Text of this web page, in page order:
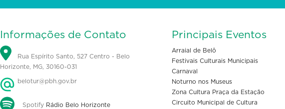
Informações de Contato
Rua Espírito Santo, 527 Centro - Belo
Horizonte, MG, 30160-031
belotur@pbh.gov.br
Spotify Rádio Belo Horizonte
Principais Eventos
Arraial de Belô
Festivais Culturais Municipais
Carnaval
Noturno nos Museus
Zona Cultura Praça da Estação
Circuito Municipal de Cultura